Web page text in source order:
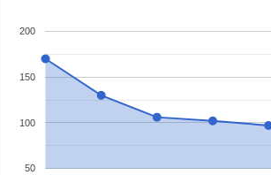
50
100
150
200